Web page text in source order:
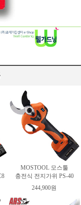
MOSTOOL 모스툴
충전식 전지가위 PS-40
244,900원